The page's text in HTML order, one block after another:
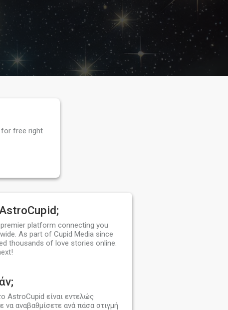
free right
AstroCupid;
platform connecting you
As part of Cupid Media since
thousands of love stories online.
AstroCupid είναι εντελώς
να αναβαθμίσετε ανά πάσα στιγμή